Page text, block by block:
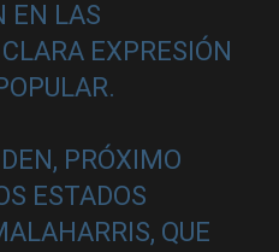
EN LAS
EXPRESIÓN
, PRÓXIMO
ESTADOS
, QUE